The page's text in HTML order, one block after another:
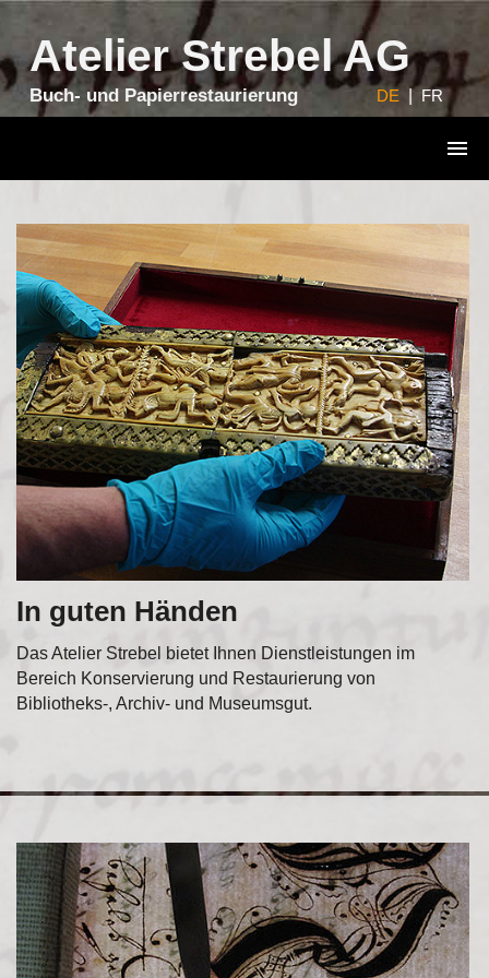
Atelier Strebel AG
Buch- und Papierrestaurierung DE | FR
In guten Händen
Das Atelier Strebel bietet Ihnen Dienstleistungen im
Bereich Konservierung und Restaurierung von
Bibliotheks-, Archiv- und Museumsgut.